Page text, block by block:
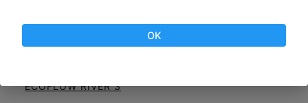
ECOFLOW RIVER 3
OK